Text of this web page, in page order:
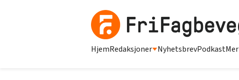
HjemRedaksjoner NyhetsbrevPodkastMer